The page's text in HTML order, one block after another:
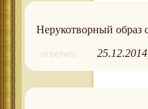
Нерукотворный образ
ответить 25.12.2014